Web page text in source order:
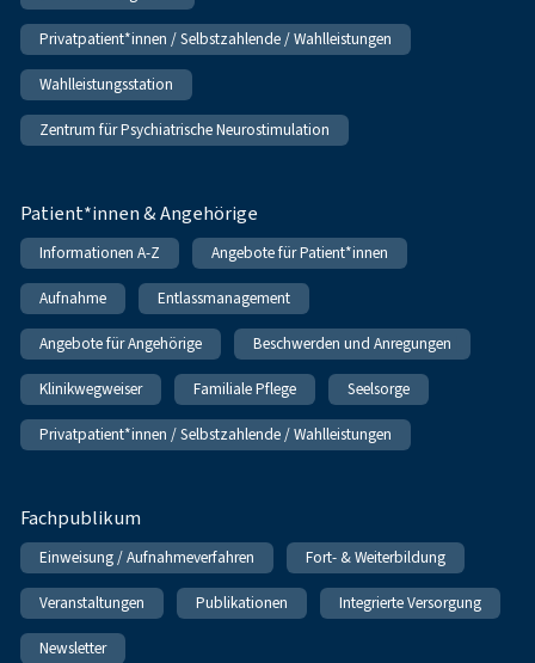
Privatpatient*innen / Selbstzahlende / Wahlleistungen
Wahlleistungsstation
Zentrum für Psychiatrische Neurostimulation
Patient*innen & Angehörige
Informationen A-Z Angebote für Patient*innen
Aufnahme Entlassmanagement
Angebote für Angehörige Beschwerden und Anregungen
Klinikwegweiser Familiale Pflege Seelsorge
Privatpatient*innen / Selbstzahlende / Wahlleistungen
Fachpublikum
Einweisung / Aufnahmeverfahren Fort- & Weiterbildung
Veranstaltungen Publikationen Integrierte Versorgung
Newsletter